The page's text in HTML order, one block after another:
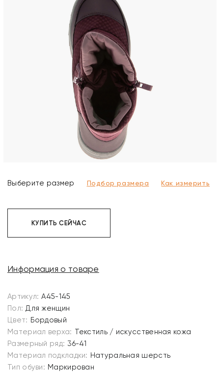
Выберите размер Подбор размера Как измерить
КУПИТЬ СЕЙЧАС
Информация о товаре
Артикул: A45-145
Пол: Для женщин
Цвет: Бордовый
Материал верха: Текстиль / искусственная кожа
Размерный ряд: 36-41
Материал подкладки: Натуральная шерсть
Тип обуви: Маркирован